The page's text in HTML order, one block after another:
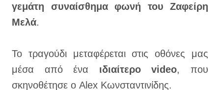
γεμάτη συναίσθημα φωνή του Ζαφείρη
Μελά.
Το τραγούδι μεταφέρεται στις οθόνες μας
μέσα από ένα ιδιαίτερο video, που
σκηνοθέτησε ο Alex Κωνσταντινίδης.